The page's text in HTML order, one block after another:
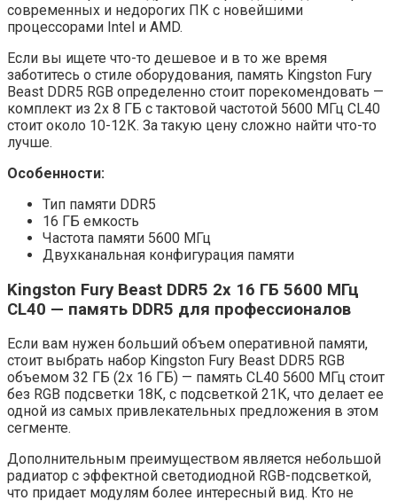
современных и недорогих ПК с новейшими
процессорами Intel и AMD.
Если вы ищете что-то дешевое и в то же время
заботитесь о стиле оборудования, память Kingston Fury
Beast DDR5 RGB определенно стоит порекомендовать —
комплект из 2x 8 ГБ с тактовой частотой 5600 МГц CL40
стоит около 10-12К. За такую ​​цену сложно найти что-то
лучше.
Особенности:
Тип памяти DDR5
16 ГБ емкость
Частота памяти 5600 МГц
Двухканальная конфигурация памяти
Kingston Fury Beast DDR5 2x 16 ГБ 5600 МГц
CL40 — память DDR5 для профессионалов
Если вам нужен больший объем оперативной памяти,
стоит выбрать набор Kingston Fury Beast DDR5 RGB
объемом 32 ГБ (2x 16 ГБ) — память CL40 5600 МГц стоит
без RGB подсветки 18К, с подсветкой 21К, что делает ее
одной из самых привлекательных предложения в этом
сегменте.
Дополнительным преимуществом является небольшой
радиатор с эффектной светодиодной RGB-подсветкой,
что придает модулям более интересный вид. Кто не